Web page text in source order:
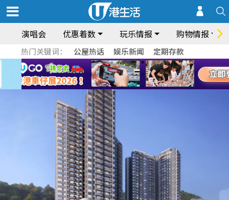
演唱会 优惠着数 玩乐情报 购物情报
热门关键词： 公屋热话 娱乐新闻 定期存款